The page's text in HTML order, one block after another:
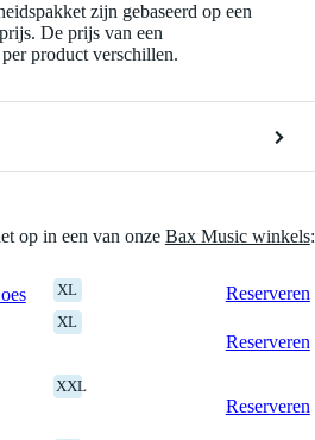
zijn gebaseerd op een
De prijs van een
product verschillen.
op in een van onze Bax Music winkels:
XL
Reserveren
XL
Reserveren
XXL
Reserveren